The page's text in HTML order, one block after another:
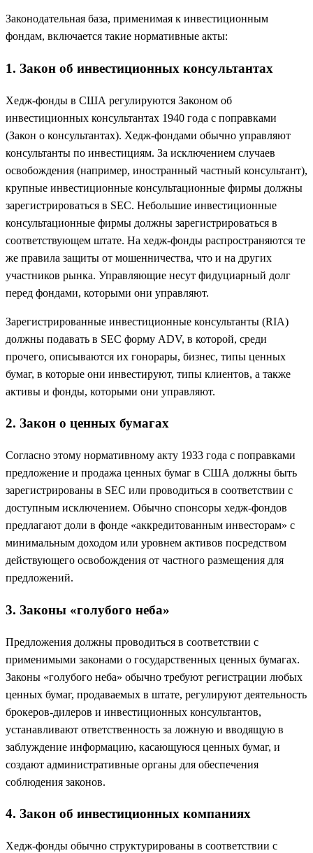
Законодательная база, применимая к инвестиционным
фондам, включается такие нормативные акты:
1. Закон об инвестиционных консультантах
Хедж-фонды в США регулируются Законом об
инвестиционных консультантах 1940 года с поправками
(Закон о консультантах). Хедж-фондами обычно управляют
консультанты по инвестициям. За исключением случаев
освобождения (например, иностранный частный консультант),
крупные инвестиционные консультационные фирмы должны
зарегистрироваться в SEC. Небольшие инвестиционные
консультационные фирмы должны зарегистрироваться в
соответствующем штате. На хедж-фонды распространяются те
же правила защиты от мошенничества, что и на других
участников рынка. Управляющие несут фидуциарный долг
перед фондами, которыми они управляют.
Зарегистрированные инвестиционные консультанты (RIA)
должны подавать в SEC форму ADV, в которой, среди
прочего, описываются их гонорары, бизнес, типы ценных
бумаг, в которые они инвестируют, типы клиентов, а также
активы и фонды, которыми они управляют.
2. Закон о ценных бумагах
Согласно этому нормативному акту 1933 года с поправками
предложение и продажа ценных бумаг в США должны быть
зарегистрированы в SEC или проводиться в соответствии с
доступным исключением. Обычно спонсоры хедж-фондов
предлагают доли в фонде «аккредитованным инвесторам» с
минимальным доходом или уровнем активов посредством
действующего освобождения от частного размещения для
предложений.
3. Законы «голубого неба»
Предложения должны проводиться в соответствии с
применимыми законами о государственных ценных бумагах.
Законы «голубого неба» обычно требуют регистрации любых
ценных бумаг, продаваемых в штате, регулируют деятельность
брокеров-дилеров и инвестиционных консультантов,
устанавливают ответственность за ложную и вводящую в
заблуждение информацию, касающуюся ценных бумаг, и
создают административные органы для обеспечения
соблюдения законов.
4. Закон об инвестиционных компаниях
Хедж-фонды обычно структурированы в соответствии с